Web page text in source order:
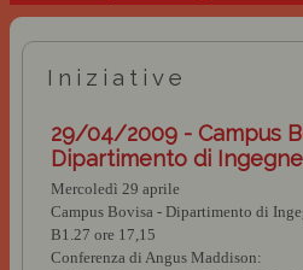
Iniziative
29/04/2009 - Campus
Dipartimento di
Mercoledì 29 aprile
Campus Bovisa - Dipartimento di
B1.27 ore 17,15
Conferenza di Angus Maddison: